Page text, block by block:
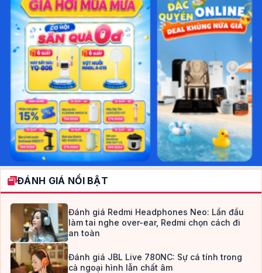
ĐÁNH GIÁ NỔI BẬT
Đánh giá Redmi Headphones Neo: Lần đầu
làm tai nghe over-ear, Redmi chọn cách đi
an toàn
Đánh giá JBL Live 780NC: Sự cá tính trong
cả ngoại hình lẫn chất âm